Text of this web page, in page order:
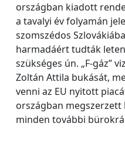
országban kiadott
a tavalyi év folyamán
szomszédos
harmadáért tudták
szükséges ún. „F-gáz”
Zoltán Attila bukását,
venni az EU nyitott
országban
minden további